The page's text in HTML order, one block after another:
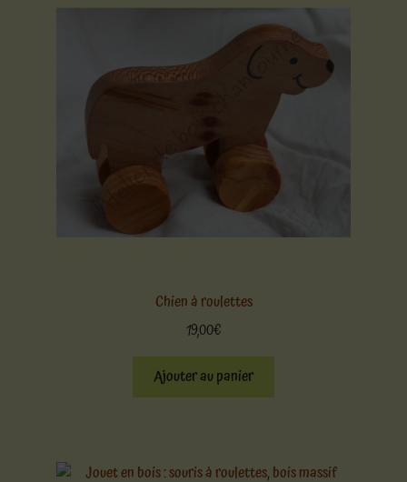
Chien à roulettes
19,00€
Ajouter au panier